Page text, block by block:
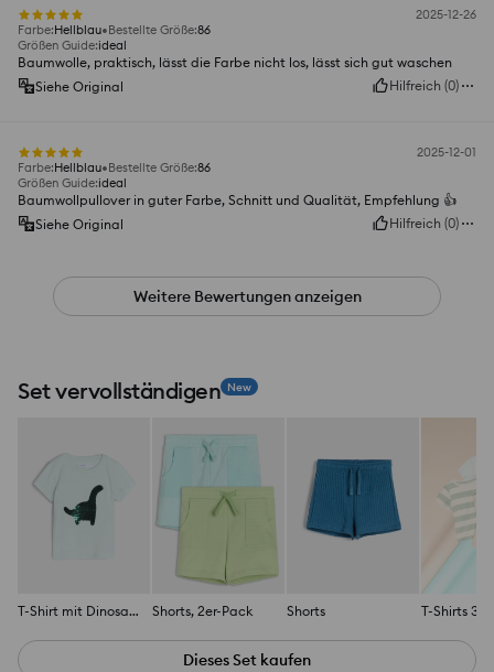
2025-12-26
Farbe:Hellblau Bestellte Größe:86
Größen Guide:ideal
Baumwolle, praktisch, lässt die Farbe nicht los, lässt sich gut waschen
Siehe Original
Hilfreich (0)
2025-12-01
Farbe:Hellblau Bestellte Größe:86
Größen Guide:ideal
Baumwollpullover in guter Farbe, Schnitt und Qualität, Empfehlung 👍️
Siehe Original
Hilfreich (0)
Weitere Bewertungen anzeigen
Set vervollständigen New
T-Shirt mit Dinosauriermotiv Shorts, 2er-Pack Shorts T-Shirts
Dieses Set kaufen